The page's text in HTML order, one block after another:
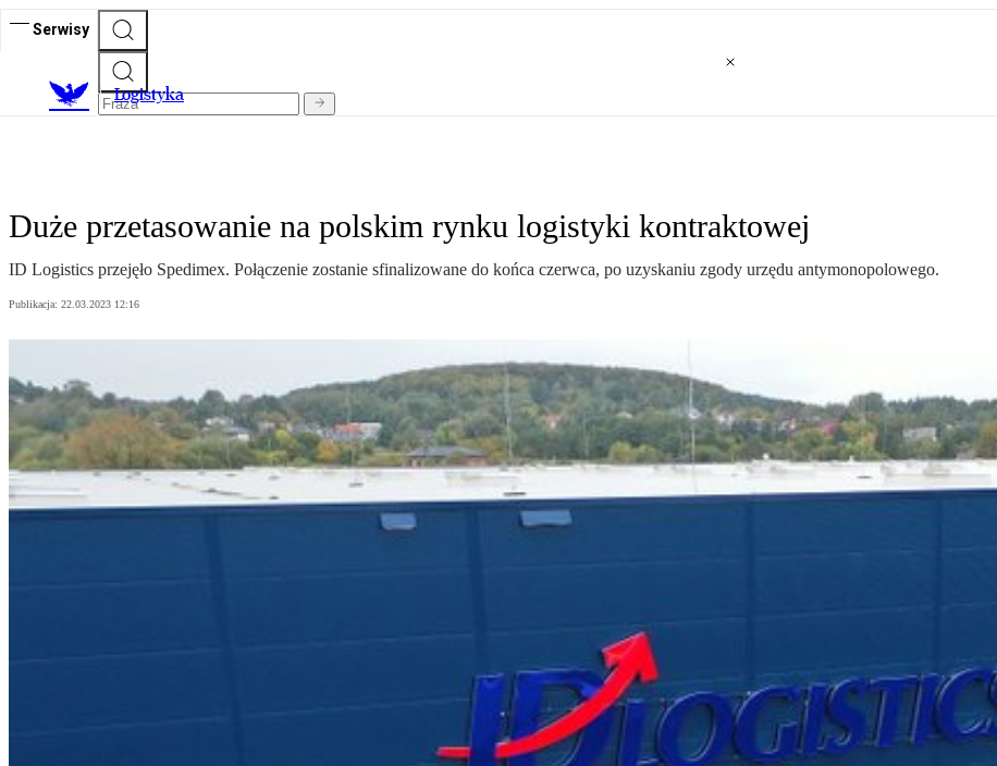
Serwisy
Logistyka
Duże przetasowanie na polskim rynku logistyki kontraktowej
ID Logistics przejęło Spedimex. Połączenie zostanie sfinalizowane do końca czerwca, po uzyskaniu zgody urzędu antymonopolowego.
Publikacja: 22.03.2023 12:16